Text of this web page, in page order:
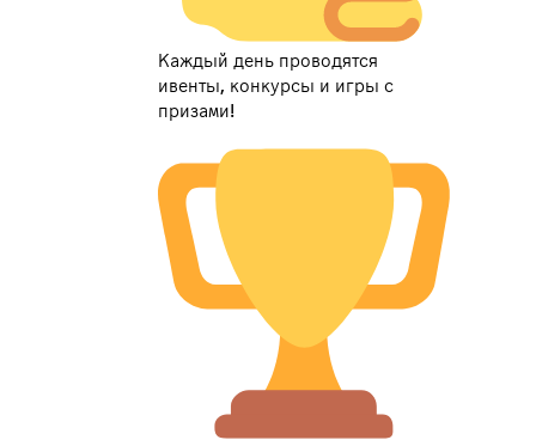
Каждый день проводятся
ивенты, конкурсы и игры с
призами!